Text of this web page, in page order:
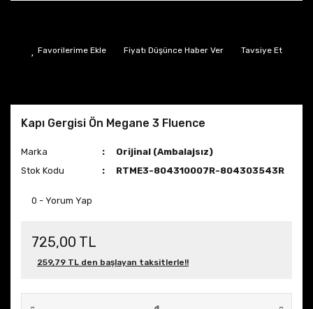
Fiyatı Düşünce Haber Ver Tavsiye Et
Kapı Gergisi Ön Megane 3 Fluence
Marka
Orijinal (Ambalajsız)
Stok Kodu
RTME3-804310007R-804303543R
0 - Yorum Yap
725,00 TL
259,79 TL den başlayan taksitlerle!!